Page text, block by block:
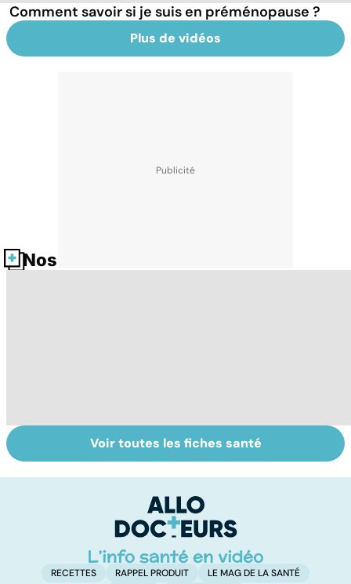
Comment savoir si je suis en préménopause ?
Plus de vidéos
Nos fiches santé
Tout savoir sur
les infections
Pollution de l'air :
sommes-nous
Voir toutes les fiches santé
RECETTES RAPPEL PRODUIT LE MAG DE LA SANTÉ